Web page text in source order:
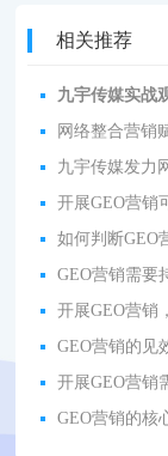
相关推荐
九宇传媒实战
网络整合营销
九宇传媒发力
开展GEO营销
如何判断GEO
GEO营销需要
开展GEO营销
GEO营销的见
开展GEO营销
GEO营销的核